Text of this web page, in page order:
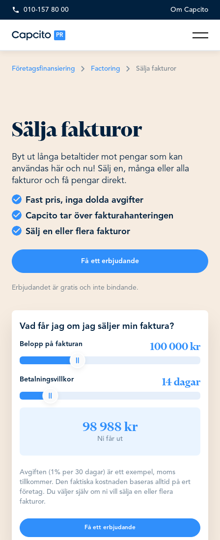
010-157 80 00 Om Capcito
PR
Företagsfinansiering Factoring Sälja fakturor
Sälja fakturor
Byt ut långa betaltider mot pengar som kan
användas här och nu! Sälj en, många eller alla
fakturor och få pengar direkt.
Fast pris, inga dolda avgifter
Capcito tar över fakturahanteringen
Sälj en eller flera fakturor
Få ett erbjudande
Erbjudandet är gratis och inte bindande.
Vad får jag om jag säljer min faktura?
Belopp på fakturan 100 000 kr
Betalningsvillkor 14 dagar
98 988 kr
Ni får ut
Avgiften (1% per 30 dagar) är ett exempel, moms
tillkommer. Den faktiska kostnaden baseras alltid på ert
företag. Du väljer själv om ni vill sälja en eller flera
fakturor.
Få ett erbjudande